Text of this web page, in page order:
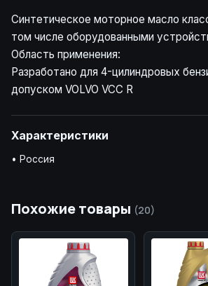
Синтетическое моторное масло
том числе оборудованными
Область применения:
Разработано для 4-цилиндровых
допуском VOLVO VCC R
Характеристики
• Россия
Похожие товары (20)